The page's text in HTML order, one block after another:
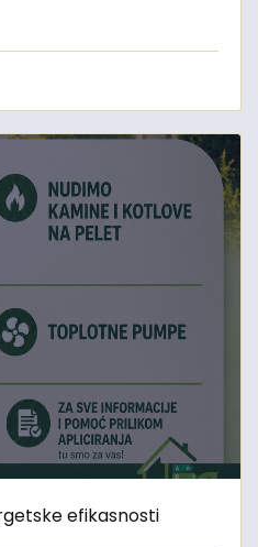
efikasnosti